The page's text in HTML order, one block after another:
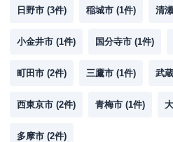
日野市 (3件) 稲城市 (1件) 清
小金井市 (1件) 国分寺市 (1件)
町田市 (2件) 三鷹市 (1件) 武
西東京市 (2件) 青梅市 (1件)
多摩市 (2件)